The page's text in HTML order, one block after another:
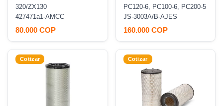
320/ZX130
427471a1-AMCC
80.000 COP
PC120-6, PC100-6, PC200-5
JS-3003A/B-AJES
160.000 COP
Cotizar Cotizar